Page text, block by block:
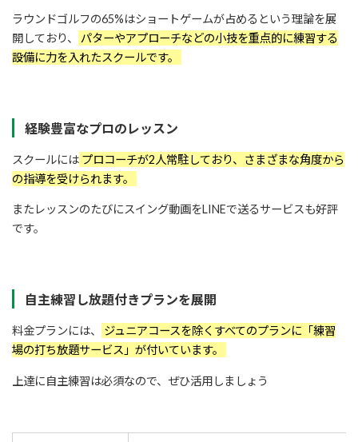
ラウンドゴルフの65%はショートゲームが占めるという理論を展
開しており、
パターやアプローチなどの小技を重点的に練習する
設備に力を入れたスクールです。
経験豊富なプロのレッスン
スクールには プロコーチが2人常駐しており、さまざまな角度から
の指導を受けられます。
またレッスンのたびにスイング動画をLINEで送るサービスも好評
です。
自主練習し放題付きプランを展開
料金プランには、
ジュニアコースを除くすべてのプランに「練習
場の打ち放題サービス」が付いています。
上達に自主練習は必須なので、ぜひ活用しましょう